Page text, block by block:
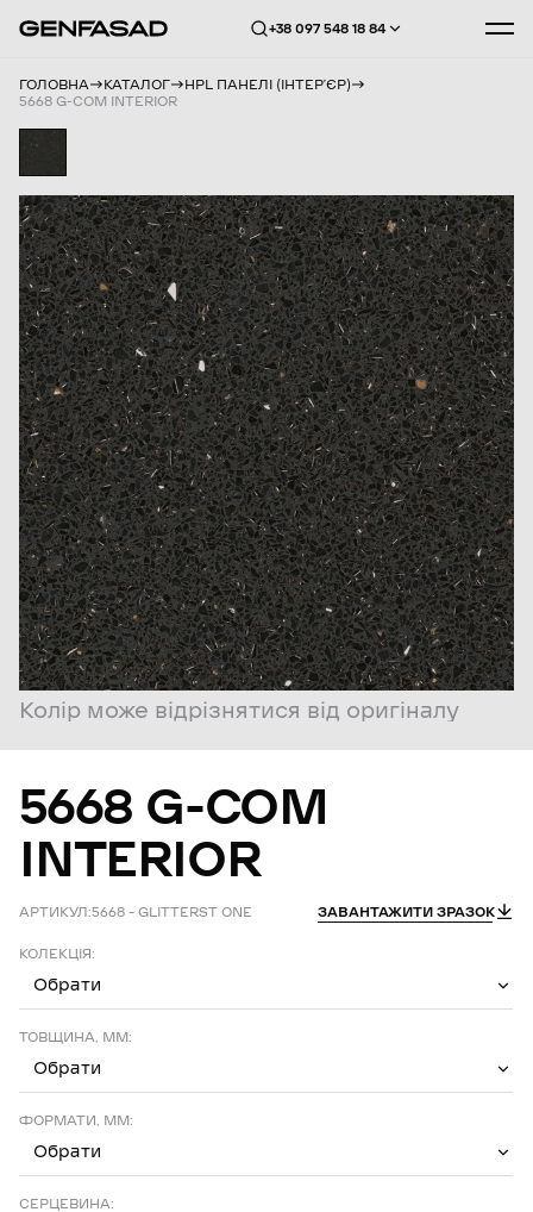
+38 097 548 18 84
ГОЛОВНА КАТАЛОГ
HPL ПАНЕЛІ (ІНТЕРʼЄР)
5668 G-COM INTERIOR
Колір може відрізнятися від оригіналу
5668 G-COM
INTERIOR
АРТИКУЛ:5668 – GLITTERST ONE ЗАВАНТАЖИТИ ЗРАЗОК
КОЛЕКЦІЯ:
Обрати
ТОВЩИНА, ММ:
Обрати
ФОРМАТИ, ММ:
Обрати
СЕРЦЕВИНА: